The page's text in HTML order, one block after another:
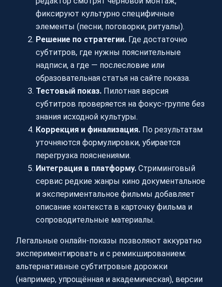
фиксируют культурно специфичные
элементы (песни, поговорки, ритуалы).
Решение по стратегии. Где достаточно
субтитров, где нужны пояснительные
надписи, а где — послесловие или
образовательная статья на сайте показа.
Тестовый показ. Пилотная версия
субтитров проверяется на фокус-группе без
знания исходной культуры.
Коррекция и финализация. По результатам
уточняются формулировки, убирается
перегрузка пояснениями.
Интеграция в платформу. Стриминговый
сервис редкие жанры кино документальное
и экспериментальное фильмы добавляет
описание контекста в карточку фильма и
сопроводительные материалы.
Легальные онлайн-показы позволяют аккуратно
экспериментировать и с ремикшированием:
альтернативные субтитровые дорожки
(например, упрощённая и академическая), версии